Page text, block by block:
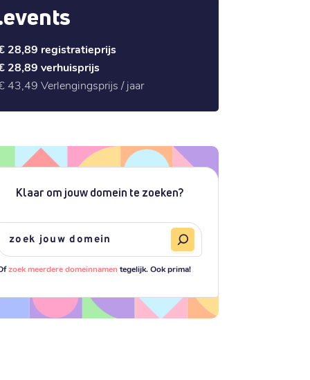
28,89 registratieprijs
28,89 verhuisprijs
43,49 Verlengingsprijs / jaar
Klaar om jouw domein te zoeken?
zoek meerdere domeinnamentegelijk. Ook prima!